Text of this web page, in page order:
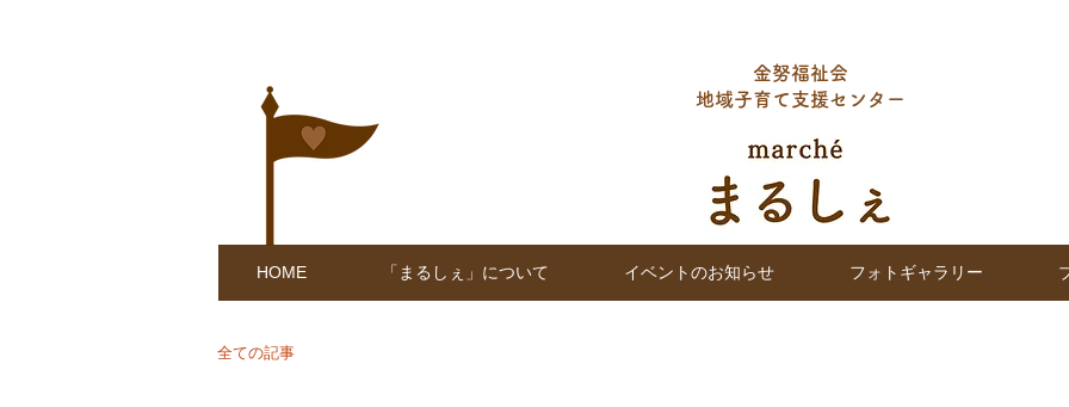
HOME 「まるしぇ」について イベントのお知らせ フォトギャラリー
金努福祉会
地域子育て支援センター
全ての記事